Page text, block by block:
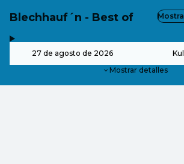
Blechhauf´n - Best of
27 de agosto de 2026
Mostrar detalles